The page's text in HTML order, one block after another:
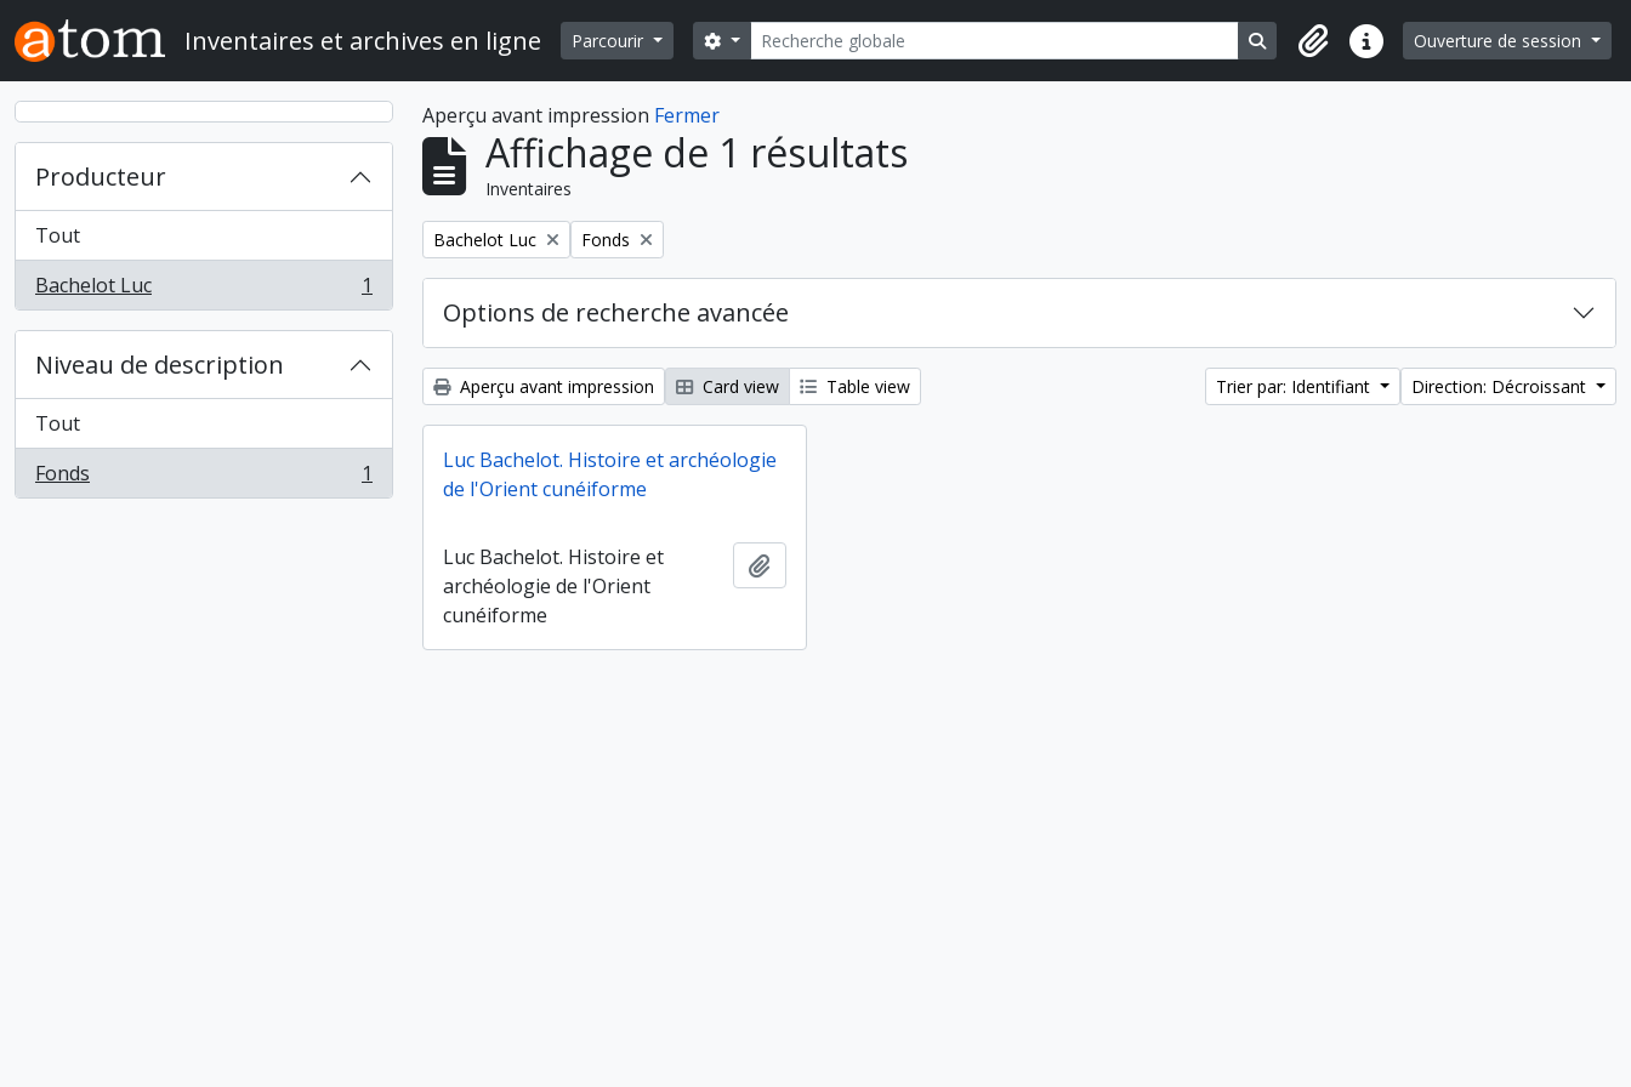
Skip to main content
Inventaires et archives en ligne Parcourir Rechercher
Search options Search in browse page
Liens rapidesOuverture de session
Producteur
Tout
Bachelot Luc
, 1 résultats 1
Niveau de description
Tout
Fonds
, 1 résultats 1
Aperçu avant impression Fermer
Affichage de 1 résultats
Inventaires
Remove filter:
Bachelot Luc Remove filter:
Fonds
Options de recherche avancée
Aperçu avant impression Card view Table view Trier par: Identifiant Direction: Décroissant
Luc Bachelot. Histoire et archéologie
de l'Orient cunéiforme
Luc Bachelot. Histoire et
archéologie de l'Orient
cunéiforme